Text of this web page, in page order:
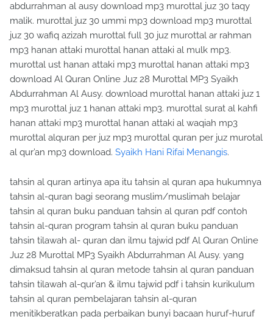
abdurrahman al ausy download mp3 murottal juz 30 taqy
malik. murottal juz 30 ummi mp3 download mp3 murottal
juz 30 wafiq azizah murottal full 30 juz murottal ar rahman
mp3 hanan attaki murottal hanan attaki al mulk mp3.
murottal ust hanan attaki mp3 murottal hanan attaki mp3
download Al Quran Online Juz 28 Murottal MP3 Syaikh
Abdurrahman Al Ausy. download murottal hanan attaki juz 1
mp3 murottal juz 1 hanan attaki mp3. murottal surat al kahfi
hanan attaki mp3 murottal hanan attaki al waqiah mp3
murottal alquran per juz mp3 murottal quran per juz murotal
al qur’an mp3 download. Syaikh Hani Rifai Menangis.
tahsin al quran artinya apa itu tahsin al quran apa hukumnya
tahsin al-quran bagi seorang muslim/muslimah belajar
tahsin al quran buku panduan tahsin al quran pdf contoh
tahsin al-quran program tahsin al quran buku panduan
tahsin tilawah al- quran dan ilmu tajwid pdf Al Quran Online
Juz 28 Murottal MP3 Syaikh Abdurrahman Al Ausy. yang
dimaksud tahsin al quran metode tahsin al quran panduan
tahsin tilawah al-qur’an & ilmu tajwid pdf i tahsin kurikulum
tahsin al quran pembelajaran tahsin al-quran
menitikberatkan pada perbaikan bunyi bacaan huruf-huruf